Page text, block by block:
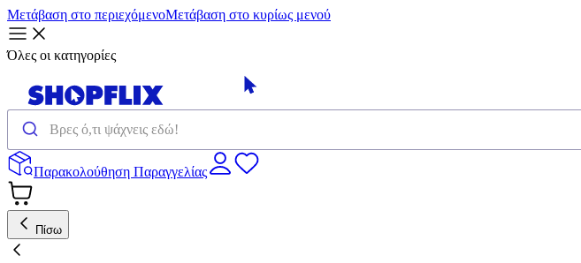
Μετάβαση στο περιεχόμενοΜετάβαση στο κυρίως μενού
Όλες οι κατηγορίες
Παρακολούθηση Παραγγελίας
Πίσω